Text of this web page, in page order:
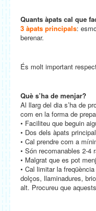
Quants àpats cal que
3 àpats principals:
berenar.
És molt important
Què s’ha de menjar?
Al llarg del dia s’ha de
com en la forma de
• Faciliteu que beguin
• Dos dels àpats
• Cal prendre com a
• Són recomanables 2-
• Malgrat que es pot
• Cal limitar la
dolços, llaminadures,
alt. Procureu que